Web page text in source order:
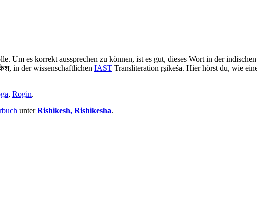
Um es korrekt aussprechen zu können, ist es gut, dieses Wort in der
in der wissenschaftlichen IAST Transliteration ṛṣikeśa. Hier hörst du, wie
, Rogin.
unterRishikesh, Rishikesha.